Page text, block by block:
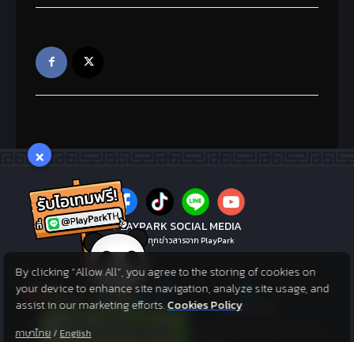
9
เพิ่มขึ้น 1000,
ละ 1 ชั่วโมงออนไลน์
10
ยาเสริมความดี (เล็ก)
(กิจกรรม) 1 ชิ้น
เพิ่มความความดีที่ได้รับต่อวัน +
300
PLAYPARK SOCIAL MEDIA
ไม่พลาดทุกข่าวสารจาก PlayPark
©2005. MGAME Corp. All rights reserved. ©2017 Asphere Innovations
×
By clicking “Allow All”, you agree to the storing of cookies on
your device to enhance site navigation, analyze site usage, and
assist in our marketing efforts.Cookies Policy
ภาษาไทย / English